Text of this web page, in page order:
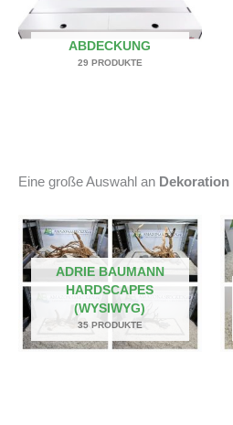
ABDECKUNG
29 PRODUKTE
Eine große Auswahl an Dekoration
ADRIE BAUMANN
HARDSCAPES
(WYSIWYG)
35 PRODUKTE